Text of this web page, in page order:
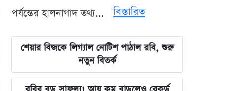
পর্যন্তের হালনাগাদ তথ্য...
বিস্তারিত
শেয়ার বিজকে লিগ্যাল নোটিশ পাঠাল রবি, শুরু
নতুন বিতর্ক